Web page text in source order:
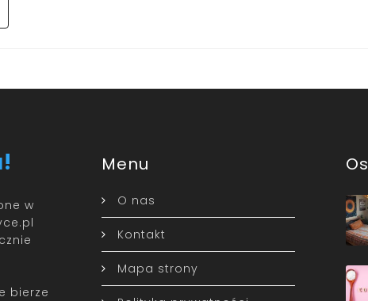
w
bierze
Menu
O nas
Kontakt
Mapa strony